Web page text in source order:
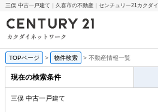
三俣 中古一戸建て｜久喜市の不動産｜センチュリー21カクダ
TOPページ > 物件検索 > 不動産情報一覧
現在の検索条件
三俣 中古一戸建て